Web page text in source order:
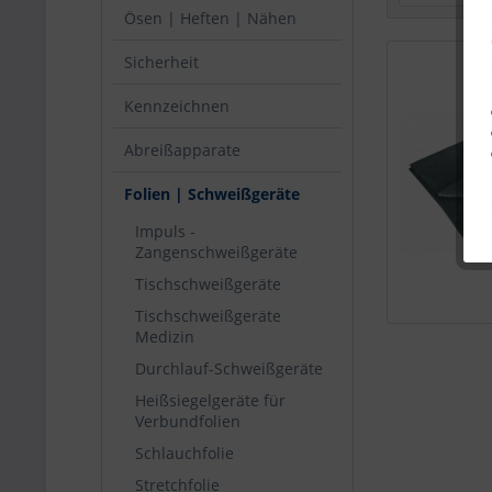
Ösen | Heften | Nähen
Sicherheit
Kennzeichnen
Abreißapparate
Folien | Schweißgeräte
Impuls -
Zangenschweißgeräte
Tischschweißgeräte
Tischschweißgeräte
Medizin
Durchlauf-Schweißgeräte
Heißsiegelgeräte für
Verbundfolien
Schlauchfolie
Stretchfolie